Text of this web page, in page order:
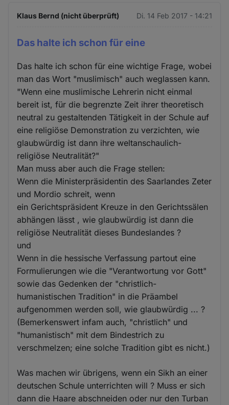
Klaus Bernd (nicht überprüft) Di. 14 Feb 2017 - 14:21
Das halte ich schon für eine
Das halte ich schon für eine wichtige Frage, wobei
man das Wort "muslimisch" auch weglassen kann.
"Wenn eine muslimische Lehrerin nicht einmal
bereit ist, für die begrenzte Zeit ihrer theoretisch
neutral zu gestaltenden Tätigkeit in der Schule auf
eine religiöse Demonstration zu verzichten, wie
glaubwürdig ist dann ihre weltanschaulich-
religiöse Neutralität?"
Man muss aber auch die Frage stellen:
Wenn die Ministerpräsidentin des Saarlandes Zeter
und Mordio schreit, wenn
ein Gerichtspräsident Kreuze in den Gerichtssälen
abhängen lässt , wie glaubwürdig ist dann die
religiöse Neutralität dieses Bundeslandes ?
und
Wenn in die hessische Verfassung partout eine
Formulierungen wie die "Verantwortung vor Gott"
sowie das Gedenken der "christlich-
humanistischen Tradition" in die Präambel
aufgenommen werden soll, wie glaubwürdig ... ?
(Bemerkenswert infam auch, "christlich" und
"humanistisch" mit dem Bindestrich zu
verschmelzen; eine solche Tradition gibt es nicht.)
Was machen wir übrigens, wenn ein Sikh an einer
deutschen Schule unterrichten will ? Muss er sich
dann die Haare abschneiden oder nur den Turban